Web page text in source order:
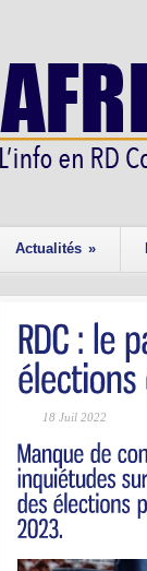
Actualités »
18 Juil 2022